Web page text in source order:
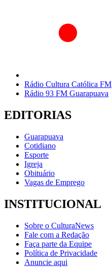
Rádio Cultura Católica FM
Rádio 93 FM Guarapuava
EDITORIAS
Guarapuava
Cotidiano
Esporte
Igreja
Obituário
Vagas de Emprego
INSTITUCIONAL
Sobre o CulturaNews
Fale com a Redação
Faça parte da Equipe
Política de Privacidade
Anuncie aqui